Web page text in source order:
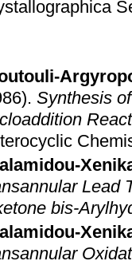
. Synthesis
Lead
bis-